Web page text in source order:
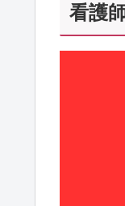
看護